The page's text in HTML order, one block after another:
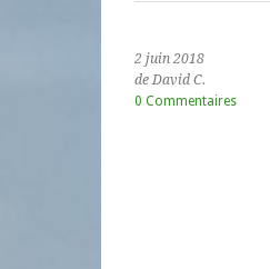
2 juin 2018
de David C.
0 Commentaires